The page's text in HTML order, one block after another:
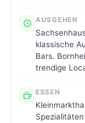
AUSGEHEN
klassische
Bars.
trendige
ESSEN